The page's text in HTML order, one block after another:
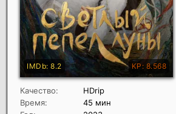
Качество:
HDrip
Время:
45 мин